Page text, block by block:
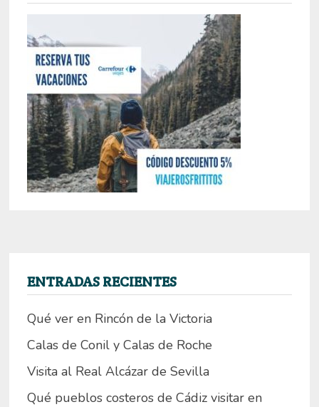
ENTRADAS RECIENTES
Qué ver en Rincón de la Victoria
Calas de Conil y Calas de Roche
Visita al Real Alcázar de Sevilla
Qué pueblos costeros de Cádiz visitar en